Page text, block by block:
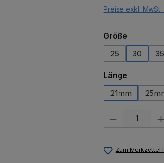
Preise exkl.
Größe
25
30 35
Länge
21mm
Produkt Anzahl:
Zum Merkzettel